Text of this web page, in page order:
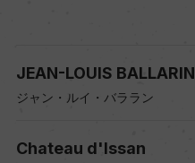
JEAN-LOUIS BALLARIN
ジャン・ルイ・バララン
Chateau d'Issan